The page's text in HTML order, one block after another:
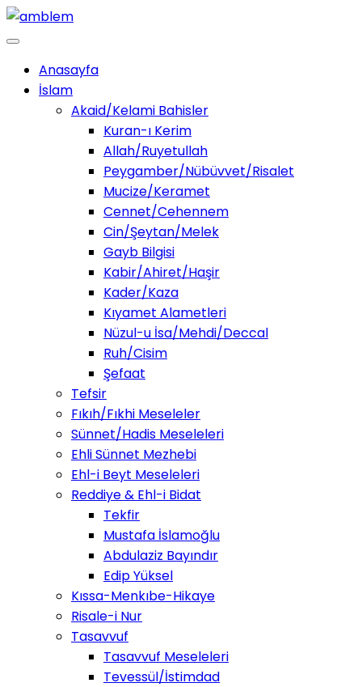
Anasayfa
İslam
Akaid/Kelami Bahisler
Kuran-ı Kerim
Allah/Ruyetullah
Peygamber/Nübüvvet/Risalet
Mucize/Keramet
Cennet/Cehennem
Cin/Şeytan/Melek
Gayb Bilgisi
Kabir/Ahiret/Haşir
Kader/Kaza
Kıyamet Alametleri
Nüzul-u İsa/Mehdi/Deccal
Ruh/Cisim
Şefaat
Tefsir
Fıkıh/Fıkhi Meseleler
Sünnet/Hadis Meseleleri
Ehli Sünnet Mezhebi
Ehl-i Beyt Meseleleri
Reddiye & Ehl-i Bidat
Tekfir
Mustafa İslamoğlu
Abdulaziz Bayındır
Edip Yüksel
Kıssa-Menkıbe-Hikaye
Risale-i Nur
Tasavvuf
Tasavvuf Meseleleri
Tevessül/İstimdad